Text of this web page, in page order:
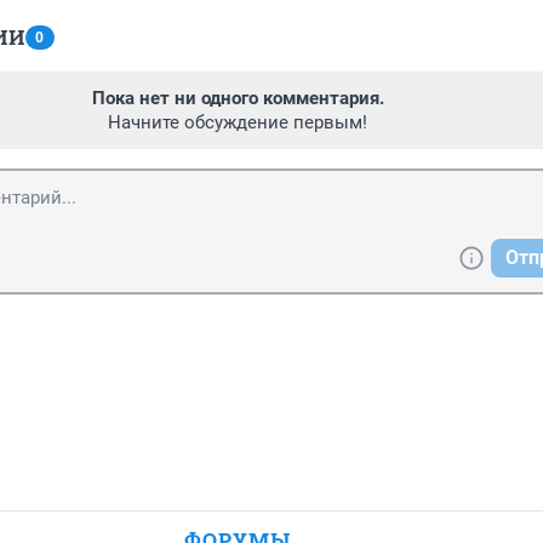
0
Пока нет ни одного комментария.
Начните обсуждение первым!